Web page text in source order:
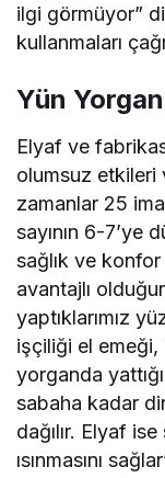
ilgi görmüyor”
kullanmaları
Yün
Elyaf ve
olumsuz etkileri
zamanlar 25
sayının 6-7’ye
sağlık ve konfor
avantajlı
yaptıklarımız
işçiliği el
yorganda
sabaha kadar
dağılır. Elyaf ise
ısınmasını